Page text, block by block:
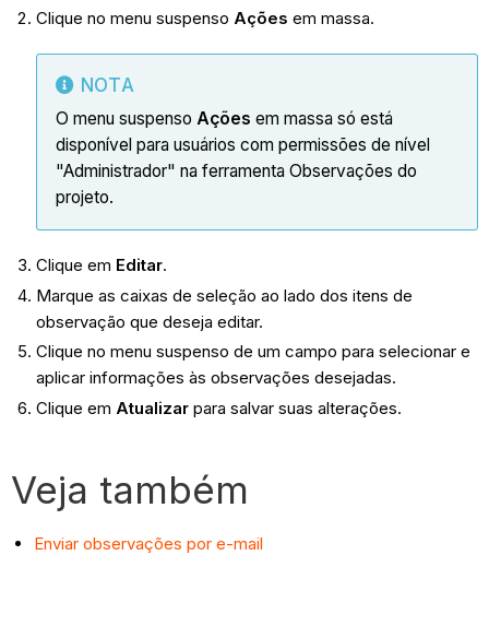
Clique no menu suspenso Ações em massa.
NOTA
O menu suspenso Ações em massa só está
disponível para usuários com permissões de nível
"Administrador" na ferramenta Observações do
projeto.
Clique em Editar.
Marque as caixas de seleção ao lado dos itens de
observação que deseja editar.
Clique no menu suspenso de um campo para selecionar e
aplicar informações às observações desejadas.
Clique em Atualizarpara salvar suas alterações.
Veja também
Enviar observações por e-mail